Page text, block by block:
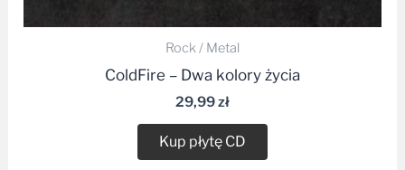
Rock / Metal
ColdFire – Dwa kolory życia
29,99zł
Kup płytę CD